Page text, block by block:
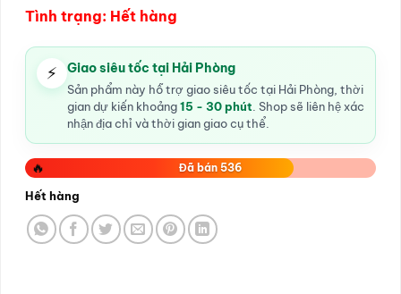
Tình trạng: Hết hàng
⚡ Giao siêu tốc tại Hải Phòng
Sản phẩm này hỗ trợ giao siêu tốc tại Hải Phòng, thời
gian dự kiến khoảng15 - 30 phút . Shop sẽ liên hệ xác
nhận địa chỉ và thời gian giao cụ thể.
🔥 Đã bán 536
Hết hàng